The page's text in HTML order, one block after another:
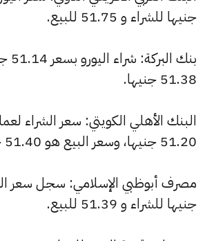
جنيها للشراء و 51.75 للبيع.
51.38 جنيها.
البنك الأهلي الكويتي: سعر الشراء
51.20 جنيها، وسعر البيع هو 51.40 جنيها.
جنيها للشراء و 51.39 للبيع.